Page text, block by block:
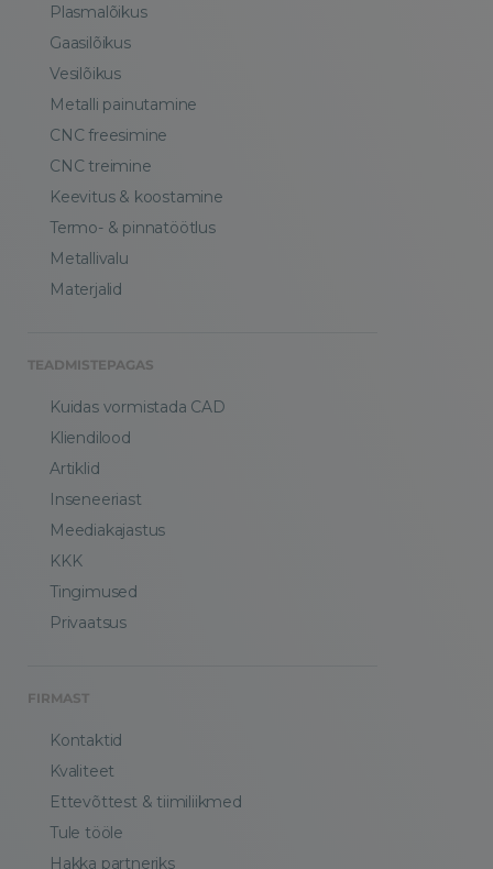
Plasmalõikus
Gaasilõikus
Vesilõikus
Metalli painutamine
CNC freesimine
CNC treimine
Keevitus & koostamine
Termo- & pinnatöötlus
Metallivalu
Materjalid
TEADMISTEPAGAS
Kuidas vormistada CAD
Kliendilood
Artiklid
Inseneeriast
Meediakajastus
KKK
Tingimused
Privaatsus
FIRMAST
Kontaktid
Kvaliteet
Ettevõttest & tiimiliikmed
Tule tööle
Hakka partneriks